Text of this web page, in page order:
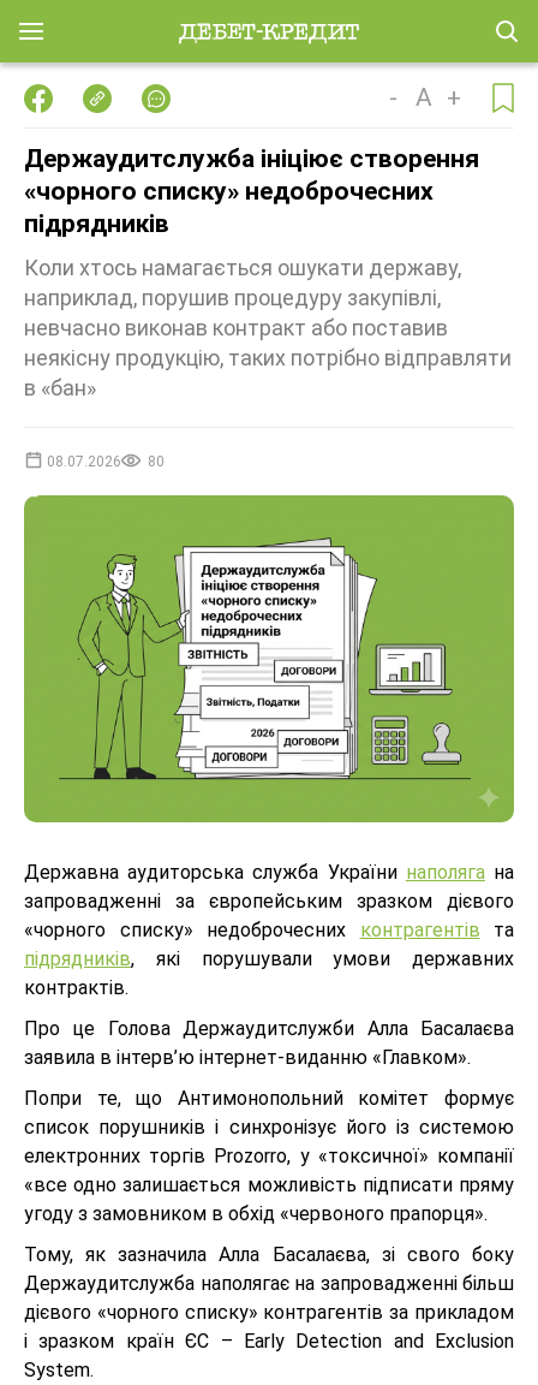
- A +
Держаудитслужба ініціює створення
«чорного списку» недоброчесних
підрядників
Коли хтось намагається ошукати державу,
наприклад, порушив процедуру закупівлі,
невчасно виконав контракт або поставив
неякісну продукцію, таких потрібно відправляти
в «бан»
08.07.2026 80
Державна аудиторська служба України наполягана
запровадженні за європейським зразком дієвого
«чорного списку» недоброчесних контрагентів та
підрядників, які порушували умови державних
контрактів.
Про це Голова Держаудитслужби Алла Басалаєва
заявила в інтерв’ю інтернет-виданню «Главком».
Попри те, що Антимонопольний комітет формує
список порушників і синхронізує його із системою
електронних торгів Prozorro, у «токсичної» компанії
«все одно залишається можливість підписати пряму
угоду з замовником в обхід «червоного прапорця».
Тому, як зазначила Алла Басалаєва, зі свого боку
Держаудитслужба наполягає на запровадженні більш
дієвого «чорного списку» контрагентів за прикладом
і зразком країн ЄС – Early Detection and Exclusion
System.